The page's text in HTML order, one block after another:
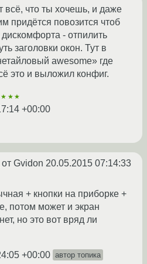
всё, что ты хочешь, и даже
придётся повозится чтоб
- отпилить
заголовки окон. Тут в
awesome» где
это и выложил конфиг.
+00:00
от Gvidon 20.05.2015 07:14:33
+ кнопки на приборке +
потом может и экран
но это вот вряд ли
+00:00 автор топика